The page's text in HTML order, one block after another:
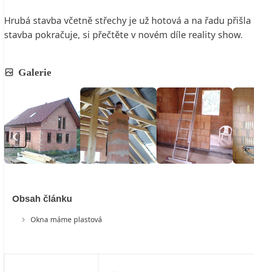
Hrubá stavba včetně střechy je už hotová a na řadu
stavba pokračuje, si přečtěte v novém díle reality show.
Galerie
Obsah článku
Okna máme plastová